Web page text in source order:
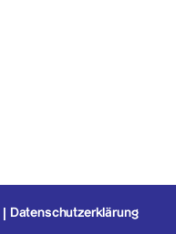
Datenschutzerklärung